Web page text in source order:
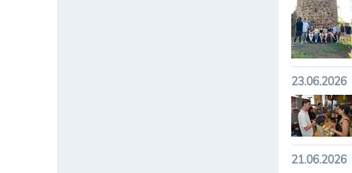
23.06.2026
21.06.2026